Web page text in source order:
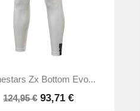
Vista rápida
Zx Bottom Evo...
124,95 € 93,71 €